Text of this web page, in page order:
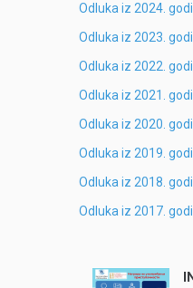
Odluka iz 2024.
Odluka iz 2023.
Odluka iz 2022.
Odluka iz 2021.
Odluka iz 2020.
Odluka iz 2019.
Odluka iz 2018.
Odluka iz 2017.